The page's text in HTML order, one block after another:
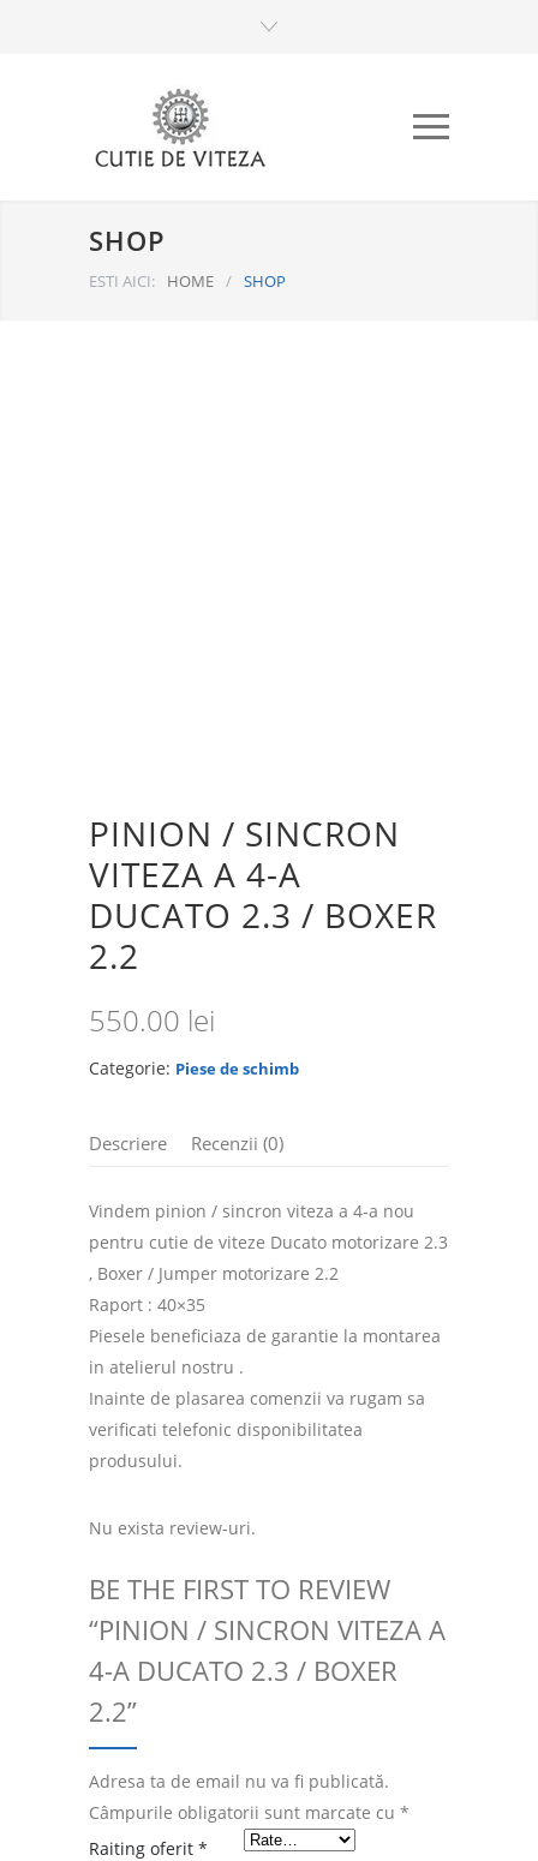
SHOP
ESTI AICI: HOME / SHOP
PINION / SINCRON
VITEZA A 4-A
DUCATO 2.3 / BOXER
2.2
550.00 lei
Categorie: Piese de schimb
Descriere Recenzii (0)
Vindem pinion / sincron viteza a 4-a nou
pentru cutie de viteze Ducato motorizare 2.3
, Boxer / Jumper motorizare 2.2
Raport : 40×35
Piesele beneficiaza de garantie la montarea
in atelierul nostru .
Inainte de plasarea comenzii va rugam sa
verificati telefonic disponibilitatea
produsului.
Nu exista review-uri.
BE THE FIRST TO REVIEW
“PINION / SINCRON VITEZA A
4-A DUCATO 2.3 / BOXER
2.2”
Adresa ta de email nu va fi publicată.
Câmpurile obligatorii sunt marcate cu *
Raiting oferit *